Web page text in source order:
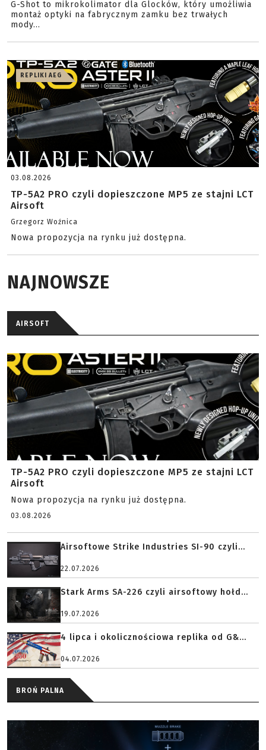
G-Shot to mikrokolimator dla Glocków, który umożliwia
montaż optyki na fabrycznym zamku bez trwałych
mody...
REPLIKI AEG
03.08.2026
TP-5A2 PRO czyli dopieszczone MP5 ze stajni LCT
Airsoft
Grzegorz Woźnica
Nowa propozycja na rynku już dostępna.
NAJNOWSZE
AIRSOFT
TP-5A2 PRO czyli dopieszczone MP5 ze stajni LCT
Airsoft
Nowa propozycja na rynku już dostępna.
03.08.2026
Airsoftowe Strike Industries SI-90 czyli...
22.07.2026
Stark Arms SA-226 czyli airsoftowy hołd...
19.07.2026
4 lipca i okolicznościowa replika od G&...
04.07.2026
BROŃ PALNA